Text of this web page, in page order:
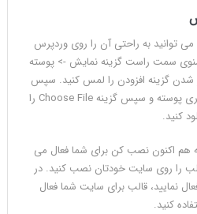
توانید به راحتی آن را روی وردپرس
سمت راست گزینه نمایش -> پوسته
شدن گزینه افزودن را لمس کنید. سپس
در صفحه بعدی ابتدا گزینه بارگذاری پوسته و سپس گزینه Choose File را
کنید.
هم اکنون نصب کن برای شما فعال می
را روی سایت خودتان نصب کنید. در
نمایید، قالب برای سایت شما فعال
کنید.